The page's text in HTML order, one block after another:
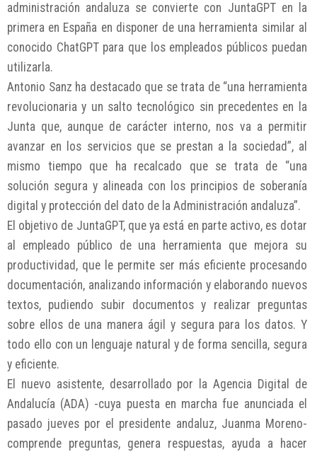
administración andaluza se convierte con JuntaGPT en la
primera en España en disponer de una herramienta similar al
conocido ChatGPT para que los empleados públicos puedan
utilizarla.
Antonio Sanz ha destacado que se trata de “una herramienta
revolucionaria y un salto tecnológico sin precedentes en la
Junta que, aunque de carácter interno, nos va a permitir
avanzar en los servicios que se prestan a la sociedad”, al
mismo tiempo que ha recalcado que se trata de “una
solución segura y alineada con los principios de soberanía
digital y protección del dato de la Administración andaluza”.
El objetivo de JuntaGPT, que ya está en parte activo, es dotar
al empleado público de una herramienta que mejora su
productividad, que le permite ser más eficiente procesando
documentación, analizando información y elaborando nuevos
textos, pudiendo subir documentos y realizar preguntas
sobre ellos de una manera ágil y segura para los datos. Y
todo ello con un lenguaje natural y de forma sencilla, segura
y eficiente.
El nuevo asistente, desarrollado por la Agencia Digital de
Andalucía (ADA) -cuya puesta en marcha fue anunciada el
pasado jueves por el presidente andaluz, Juanma Moreno-
comprende preguntas, genera respuestas, ayuda a hacer